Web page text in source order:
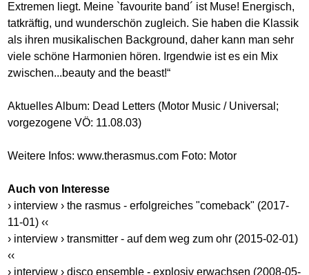
Extremen liegt. Meine `favourite band´ ist Muse! Energisch,
tatkräftig, und wunderschön zugleich. Sie haben die Klassik
als ihren musikalischen Background, daher kann man sehr
viele schöne Harmonien hören. Irgendwie ist es ein Mix
zwischen...beauty and the beast!“
Aktuelles Album: Dead Letters (Motor Music / Universal;
vorgezogene VÖ: 11.08.03)
Weitere Infos:www.therasmus.com Foto: Motor
Auch von Interesse
› interview › the rasmus - erfolgreiches "comeback" (2017-
11-01) ‹‹
› interview › transmitter - auf dem weg zum ohr (2015-02-01)
‹‹
› interview › disco ensemble - explosiv erwachsen (2008-05-